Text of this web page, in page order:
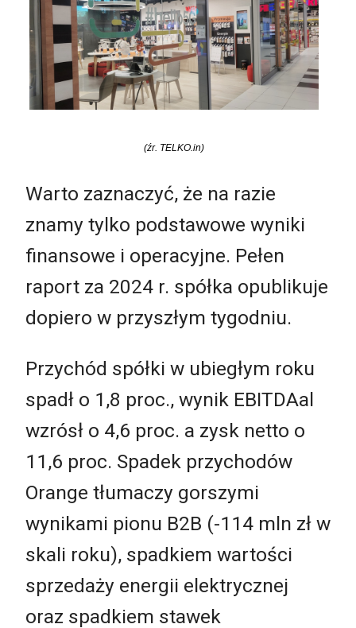
(źr. TELKO.in)
Warto zaznaczyć, że na razie
znamy tylko podstawowe wyniki
finansowe i operacyjne. Pełen
raport za 2024 r. spółka opublikuje
dopiero w przyszłym tygodniu.
Przychód spółki w ubiegłym roku
spadł o 1,8 proc., wynik EBITDAal
wzrósł o 4,6 proc. a zysk netto o
11,6 proc. Spadek przychodów
Orange tłumaczy gorszymi
wynikami pionu B2B (-114 mln zł w
skali roku), spadkiem wartości
sprzedaży energii elektrycznej
oraz spadkiem stawek